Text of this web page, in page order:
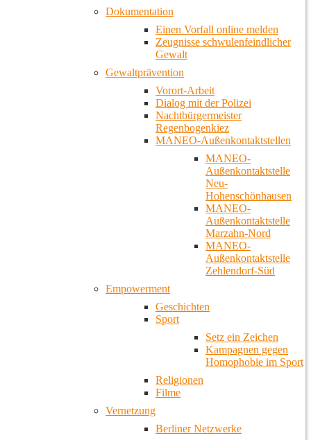
Dokumentation
Einen Vorfall online melden
Zeugnisse schwulenfeindlicher
Gewalt
Gewaltprävention
Vorort-Arbeit
Dialog mit der Polizei
Nachtbürgermeister
Regenbogenkiez
MANEO-Außenkontaktstellen
MANEO-
Außenkontaktstelle
Neu-
Hohenschönhausen
MANEO-
Außenkontaktstelle
Marzahn-Nord
MANEO-
Außenkontaktstelle
Zehlendorf-Süd
Empowerment
Geschichten
Sport
Setz ein Zeichen
Kampagnen gegen
Homophobie im Sport
Religionen
Filme
Vernetzung
Berliner Netzwerke